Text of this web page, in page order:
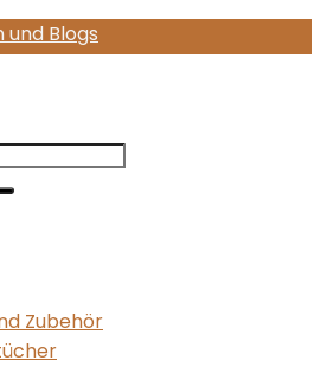
und Blogs
Zubehör